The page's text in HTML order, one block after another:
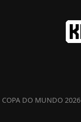
COPA DO MUNDO 2026